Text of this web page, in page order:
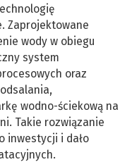
Zaprojektowane
wody w obiegu
system
oraz
wodno-ściekową na
Takie rozwiązanie
inwestycji i dało